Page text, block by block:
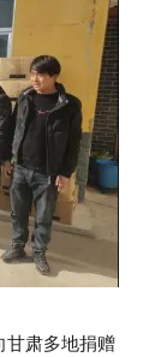
甘肃多地捐赠